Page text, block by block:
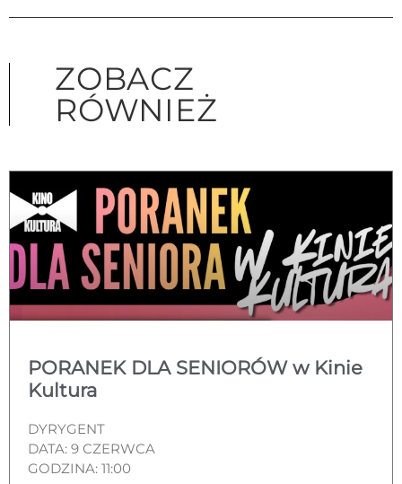
ZOBACZ
RÓWNIEŻ
PORANEK DLA SENIORÓW w Kinie
Kultura
DYRYGENT
DATA: 9 CZERWCA
GODZINA: 11:00